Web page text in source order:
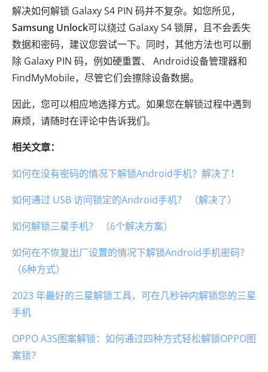
解决如何解锁 Galaxy S4 PIN 码并不复杂。如您所见，
Samsung Unlock可以绕过 Galaxy S4 锁屏，且不会丢失
数据和密码，建议您尝试一下。同时，其他方法也可以删
除 Galaxy PIN 码，例如硬重置、 Android设备管理器和
FindMyMobile，尽管它们会擦除设备数据。
因此，您可以相应地选择方式。如果您在解锁过程中遇到
麻烦，请随时在评论中告诉我们。
相关文章：
如何在没有密码的情况下解锁Android手机？解决了！
如何通过 USB 访问锁定的Android手机？ （解决了）
如何解锁三星手机？ （6个解决方案）
如何在不恢复出厂设置的情况下解锁Android手机密码？
（6种方式）
2023 年最好的三星解锁工具，可在几秒钟内解锁您的三星
手机
OPPO A3S图案解锁：如何通过四种方式轻松解锁OPPO图
案锁？